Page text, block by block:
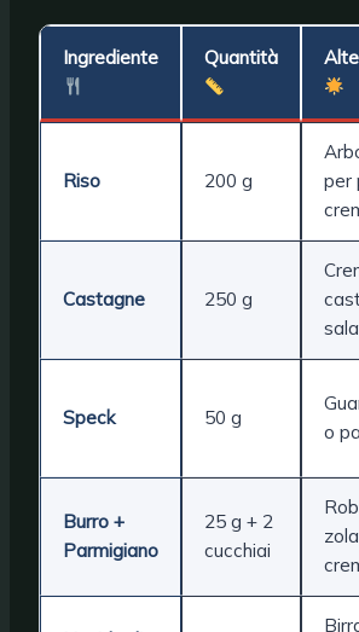
Ingrediente Quantità
Riso 200 g
per
Castagne 250 g
Speck 50 g
o
Burro +
Parmigiano
25 g + 2
cucchiai